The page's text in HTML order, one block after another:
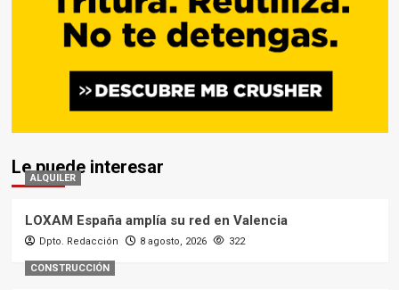
Le puede interesar
ALQUILER
LOXAM España amplía su red en Valencia
Dpto. Redacción 8 agosto, 2026 322
CONSTRUCCIÓN